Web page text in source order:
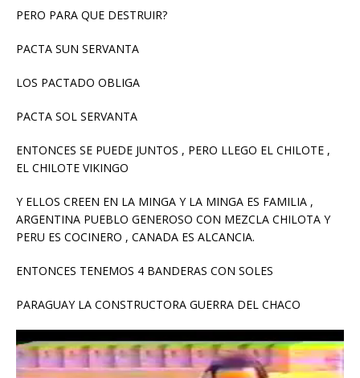
PERO PARA QUE DESTRUIR?
PACTA SUN SERVANTA
LOS PACTADO OBLIGA
PACTA SOL SERVANTA
ENTONCES SE PUEDE JUNTOS , PERO LLEGO EL CHILOTE ,
EL CHILOTE VIKINGO
Y ELLOS CREEN EN LA MINGA Y LA MINGA ES FAMILIA ,
ARGENTINA PUEBLO GENEROSO CON MEZCLA CHILOTA Y
PERU ES COCINERO , CANADA ES ALCANCIA.
ENTONCES TENEMOS 4 BANDERAS CON SOLES
PARAGUAY LA CONSTRUCTORA GUERRA DEL CHACO